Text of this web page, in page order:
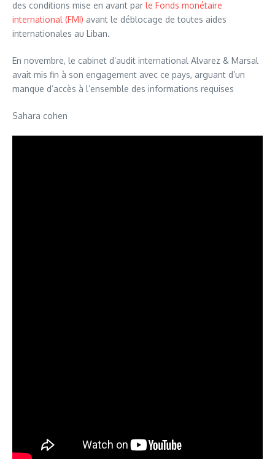
des conditions mise en avant par le Fonds monétaire
international (FMI) avant le déblocage de toutes aides
internationales au Liban.
En novembre, le cabinet d’audit international Alvarez & Marsal
avait mis fin à son engagement avec ce pays, arguant d’un
manque d’accès à l’ensemble des informations requises
Sahara cohen